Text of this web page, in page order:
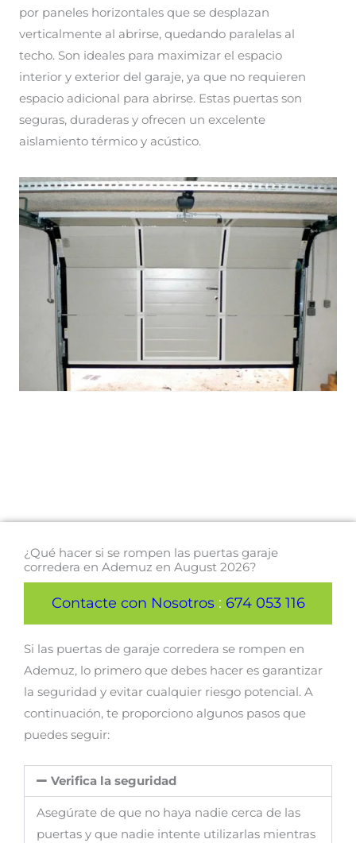
por paneles horizontales que se desplazan
verticalmente al abrirse, quedando paralelas al
techo. Son ideales para maximizar el espacio
interior y exterior del garaje, ya que no requieren
espacio adicional para abrirse. Estas puertas son
seguras, duraderas y ofrecen un excelente
aislamiento térmico y acústico.
¿Qué hacer si se rompen las puertas garaje
corredera en Ademuz en August 2026?
Contacte con Nosotros: 674 053 116
Si las puertas de garaje corredera se rompen en
Ademuz, lo primero que debes hacer es garantizar
la seguridad y evitar cualquier riesgo potencial. A
continuación, te proporciono algunos pasos que
puedes seguir:
Verifica la seguridad
Asegúrate de que no haya nadie cerca de las
puertas y que nadie intente utilizarlas mientras